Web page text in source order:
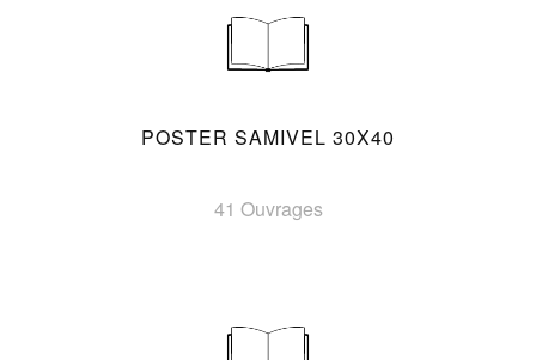
POSTER SAMIVEL 30X40
41 Ouvrages